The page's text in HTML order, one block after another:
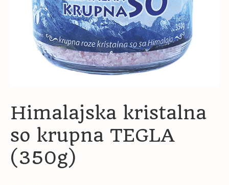
Himalajska kristalna
so krupna TEGLA
(350g)